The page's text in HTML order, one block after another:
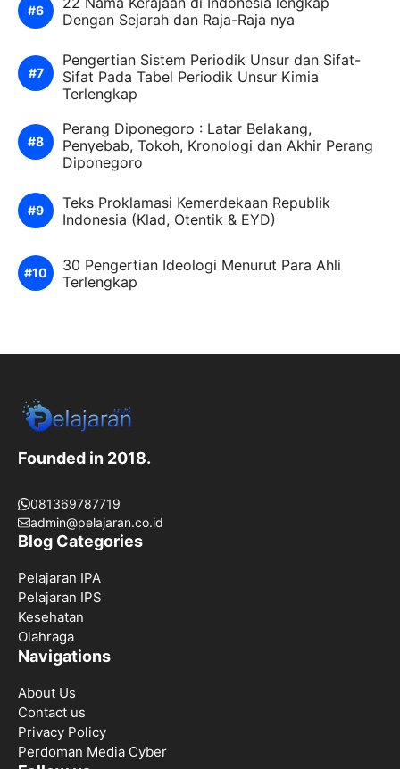
Dengan Sejarah dan Raja-Raja nya
Pengertian Sistem Periodik Unsur dan Sifat-
Sifat Pada Tabel Periodik Unsur Kimia
Terlengkap
Perang Diponegoro : Latar Belakang,
Penyebab, Tokoh, Kronologi dan Akhir Perang
Diponegoro
Teks Proklamasi Kemerdekaan Republik
Indonesia (Klad, Otentik & EYD)
30 Pengertian Ideologi Menurut Para Ahli
Terlengkap
Founded in 2018.
081369787719
admin@pelajaran.co.id
Blog Categories
Pelajaran IPA
Pelajaran IPS
Kesehatan
Olahraga
Navigations
About Us
Contact us
Privacy Policy
Perdoman Media Cyber